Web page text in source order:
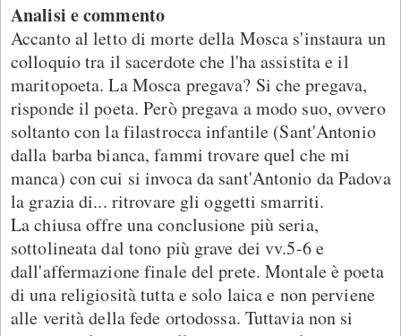
Analisi e commento
Accanto al letto di morte della Mosca s'instaura un
colloquio tra il sacerdote che l'ha assistita e il
maritopoeta. La Mosca pregava? Si che pregava,
risponde il poeta. Però pregava a modo suo, ovvero
soltanto con la filastrocca infantile (Sant'Antonio
dalla barba bianca, fammi trovare quel che mi
manca) con cui si invoca da sant'Antonio da Padova
la grazia di... ritrovare gli oggetti smarriti.
La chiusa offre una conclusione più seria,
sottolineata dal tono più grave dei vv.5-6 e
dall'affermazione finale del prete. Montale è poeta
di una religiosità tutta e solo laica e non perviene
alle verità della fede ortodossa. Tuttavia non si